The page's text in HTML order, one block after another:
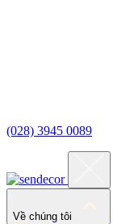
(028) 3945 0089
Về chúng tôi